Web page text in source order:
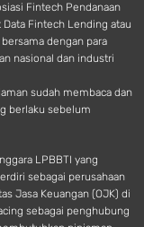
Fintech Pendanaan
Fintech Lending atau
dengan para
nasional dan industri
sudah membaca dan
berlaku sebelum
LPBBTI yang
sebagai perusahaan
Jasa Keuangan (OJK) di
sebagai penghubung